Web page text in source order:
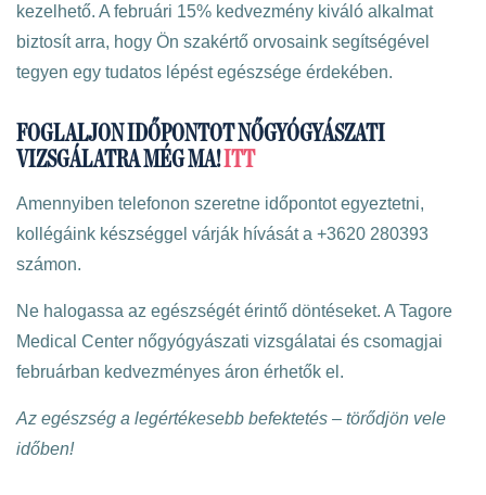
kezelhető. A februári 15% kedvezmény kiváló alkalmat
biztosít arra, hogy Ön szakértő orvosaink segítségével
tegyen egy tudatos lépést egészsége érdekében.
FOGLALJON IDŐPONTOT NŐGYÓGYÁSZATI
VIZSGÁLATRA MÉG MA!ITT
Amennyiben telefonon szeretne időpontot egyeztetni,
kollégáink készséggel várják hívását a +3620 280393
számon.
Ne halogassa az egészségét érintő döntéseket. A Tagore
Medical Center nőgyógyászati vizsgálatai és csomagjai
februárban kedvezményes áron érhetők el.
Az egészség a legértékesebb befektetés – törődjön vele
időben!